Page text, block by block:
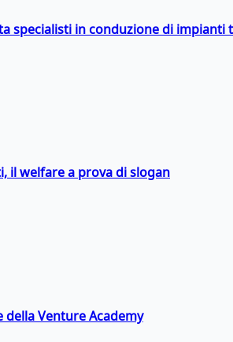
specialisti in conduzione di impianti
il welfare a prova di slogan
della Venture Academy